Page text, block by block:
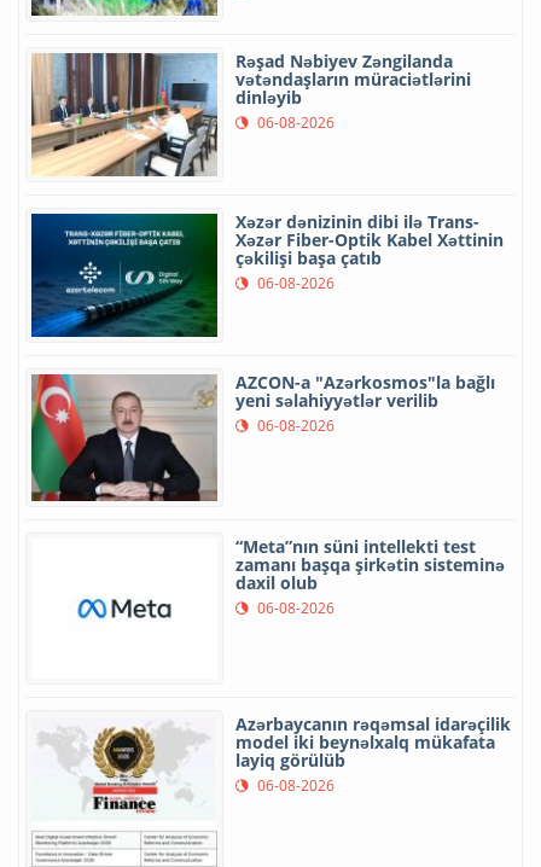
Rəşad Nəbiyev Zəngilanda
vətəndaşların müraciətlərini
dinləyib
06-08-2026
Xəzər dənizinin dibi ilə Trans-
Xəzər Fiber-Optik Kabel Xəttinin
çəkilişi başa çatıb
06-08-2026
AZCON-a "Azərkosmos"la bağlı
yeni səlahiyyətlər verilib
06-08-2026
“Meta”nın süni intellekti test
zamanı başqa şirkətin sisteminə
daxil olub
06-08-2026
Azərbaycanın rəqəmsal idarəçilik
model iki beynəlxalq mükafata
layiq görülüb
06-08-2026